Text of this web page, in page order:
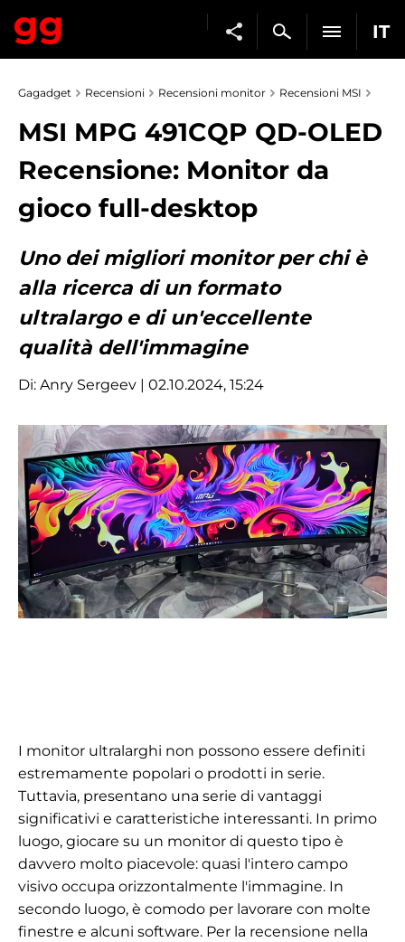
IT
Gagadget Recensioni Recensioni monitor Recensioni MSI
MSI MPG 491CQP QD-OLED
Recensione: Monitor da
gioco full-desktop
Uno dei migliori monitor per chi è
alla ricerca di un formato
ultralargo e di un'eccellente
qualità dell'immagine
Di: Anry Sergeev | 02.10.2024, 15:24
I monitor ultralarghi non possono essere definiti
estremamente popolari o prodotti in serie.
Tuttavia, presentano una serie di vantaggi
significativi e caratteristiche interessanti. In primo
luogo, giocare su un monitor di questo tipo è
davvero molto piacevole: quasi l'intero campo
visivo occupa orizzontalmente l'immagine. In
secondo luogo, è comodo per lavorare con molte
finestre e alcuni software. Per la recensione nella